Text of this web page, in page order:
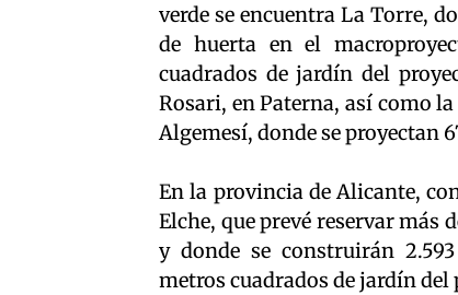
verde se encuentra La Torre,
de huerta en el
cuadrados de jardín del
Rosari, en Paterna, así como
Algemesí, donde se proyectan
En la provincia de Alicante,
Elche, que prevé reservar más
y donde se construirán
metros cuadrados de jardín